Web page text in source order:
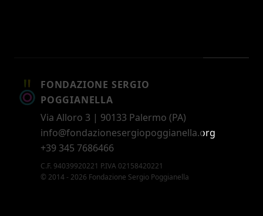
FONDAZIONE SERGIO
POGGIANELLA
Via Alloro 3 | 90133 Palermo (PA)
info@fondazionesergiopoggianella.org
+39 345 7686466
C.F. 94039920221 P.IVA 02158420221
© 2014 - 2026 Fondazione Sergio Poggianella